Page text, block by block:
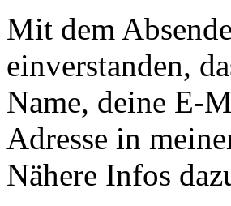
Mit dem
einverstanden,
Name, deine E-
Adresse in
Nähere Infos